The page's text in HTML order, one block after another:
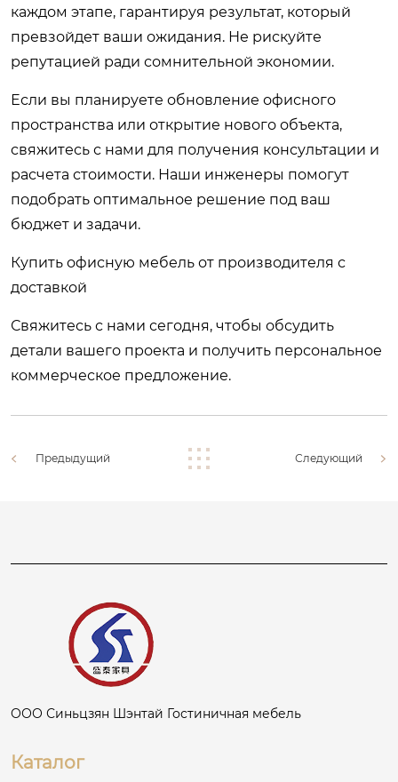
каждом этапе, гарантируя результат, который
превзойдет ваши ожидания. Не рискуйте
репутацией ради сомнительной экономии.
Если вы планируете обновление офисного
пространства или открытие нового объекта,
свяжитесь с нами для получения консультации и
расчета стоимости. Наши инженеры помогут
подобрать оптимальное решение под ваш
бюджет и задачи.
Купить офисную мебель от производителя с
доставкой
Свяжитесь с нами сегодня, чтобы обсудить
детали вашего проекта и получить персональное
коммерческое предложение.
Предыдущий Следующий
ООО Синьцзян Шэнтай Гостиничная мебель
Каталог